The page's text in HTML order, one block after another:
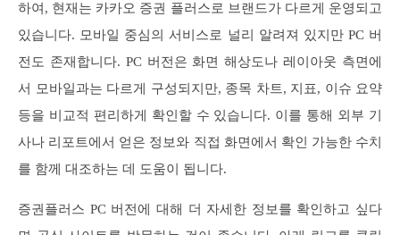
하여, 현재는 카카오 증권 플러스로 브랜드가 다르게 운영되고
있습니다. 모바일 중심의 서비스로 널리 알려져 있지만 PC 버
전도 존재합니다. PC 버전은 화면 해상도나 레이아웃 측면에
서 모바일과는 다르게 구성되지만, 종목 차트, 지표, 이슈 요약
등을 비교적 편리하게 확인할 수 있습니다. 이를 통해 외부 기
사나 리포트에서 얻은 정보와 직접 화면에서 확인 가능한 수치
를 함께 대조하는 데 도움이 됩니다.
증권플러스 PC 버전에 대해 더 자세한 정보를 확인하고 싶다